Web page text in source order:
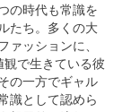
の時代も常識を
たち。多くの大
ッションに、
で生きている彼
の一方でギャル
識として認めら